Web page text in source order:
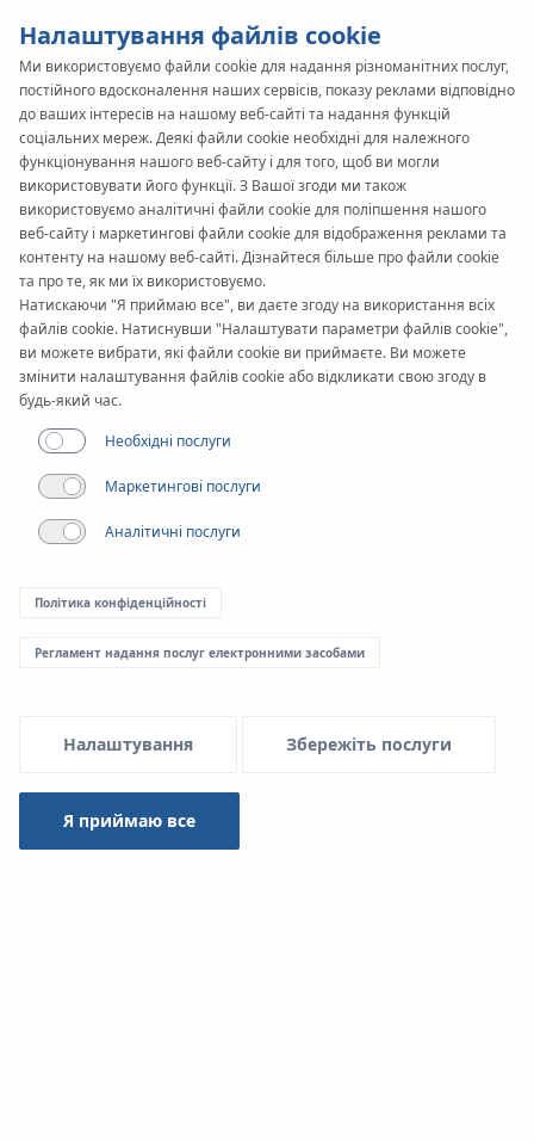
SYSTEMKAN-therm
Copper Gas
Налаштування файлів cookie
Ми використовуємо файли cookie для надання різноманітних послуг,
постійного вдосконалення наших сервісів, показу реклами відповідно
до ваших інтересів на нашому веб-сайті та надання функцій
соціальних мереж. Деякі файли cookie необхідні для належного
функціонування нашого веб-сайту і для того, щоб ви могли
використовувати його функції. З Вашої згоди ми також
використовуємо аналітичні файли cookie для поліпшення нашого
веб-сайту і маркетингові файли cookie для відображення реклами та
контенту на нашому веб-сайті. Дізнайтеся більше про файли cookie
та про те, як ми їх використовуємо.
Натискаючи "Я приймаю все", ви даєте згоду на використання всіх
файлів cookie. Натиснувши "Налаштувати параметри файлів cookie",
ви можете вибрати, які файли cookie ви приймаєте. Ви можете
змінити налаштування файлів cookie або відкликати свою згоду в
будь-який час.
Необхідні послуги
Маркетингові послуги
Аналітичні послуги
Політика конфіденційності
Регламент надання послуг електронними засобами
Налаштування Збережіть послуги
Я приймаю все